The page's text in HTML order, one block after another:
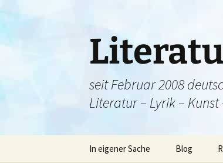
seit Februar 2008
Literatur – Lyrik –
In eigener Sache Blog